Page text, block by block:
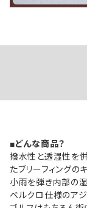
■どんな商品？
撥水性と透湿性を
たブリーフィングのキ
小雨を弾き内部の
ベルクロ仕様のアジ